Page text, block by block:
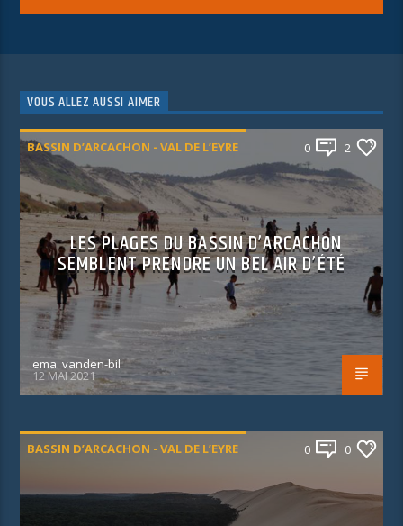
VOUS ALLEZ AUSSI AIMER
BASSIN D’ARCACHON - VAL DE L’EYRE 0 2
LES PLAGES DU BASSIN D’ARCACHON
SEMBLENT PRENDRE UN BEL AIR D’ÉTÉ
ema_vanden-bil
12 MAI 2021
BASSIN D’ARCACHON - VAL DE L’EYRE 0 0